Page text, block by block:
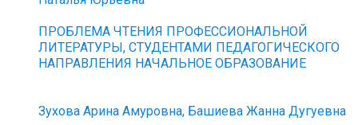
ПРОБЛЕМА ЧТЕНИЯ ПРОФЕССИОНАЛЬНОЙ
ЛИТЕРАТУРЫ, СТУДЕНТАМИ ПЕДАГОГИЧЕСКОГО
НАПРАВЛЕНИЯ НАЧАЛЬНОЕ ОБРАЗОВАНИЕ
Зухова Арина Амуровна, Башиева Жанна Дугуевна